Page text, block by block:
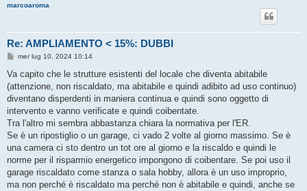
marcoaroma
Re: AMPLIAMENTO < 15%: DUBBI
M
s
a
g
i
o
mer lug 10, 2024 10:14
Va capito che le strutture esistenti del locale che diventa abitabile
(attenzione, non riscaldato, ma abitabile e quindi adibito ad uso continuo)
diventano disperdenti in maniera continua e quindi sono oggetto di
intervento e vanno verificate e quindi coibentate.
Tra l'altro mi sembra abbastanza chiara la normativa per l'ER.
Se è un ripostiglio o un garage, ci vado 2 volte al giorno massimo. Se è
una camera ci sto dentro un tot ore al giorno e la riscaldo e quindi le
norme per il risparmio energetico impongono di coibentare. Se poi uso il
garage riscaldato come stanza o sala hobby, allora è un uso improprio,
ma non perché è riscaldato ma perché non è abitabile e quindi, anche se